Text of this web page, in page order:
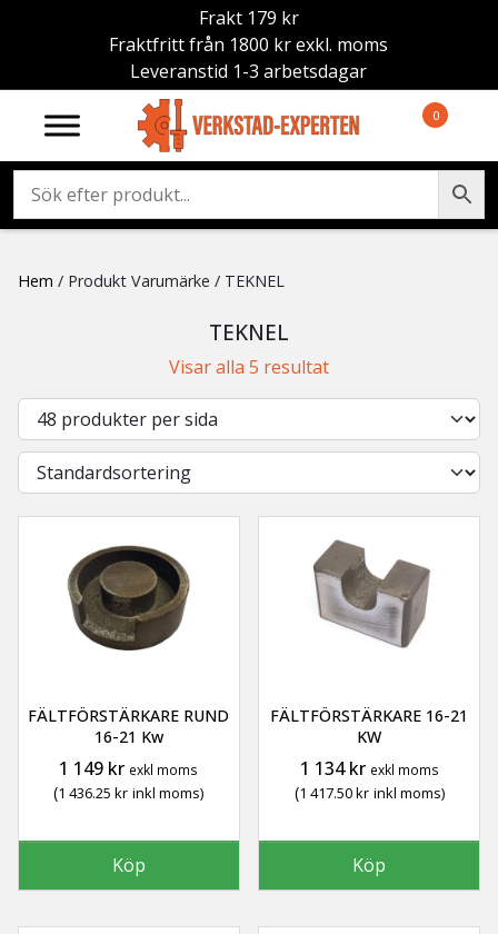
Frakt 179 kr
Fraktfritt från 1800 kr exkl. moms
Leveranstid 1-3 arbetsdagar
0
Hem / Produkt Varumärke / TEKNEL
TEKNEL
Visar alla 5 resultat
FÄLTFÖRSTÄRKARE RUND
16-21 Kw
1 149 kr exkl moms
(1 436.25kr inkl moms)
Köp
FÄLTFÖRSTÄRKARE 16-21
KW
1 134kr exkl moms
(1 417.50kr inkl moms)
Köp